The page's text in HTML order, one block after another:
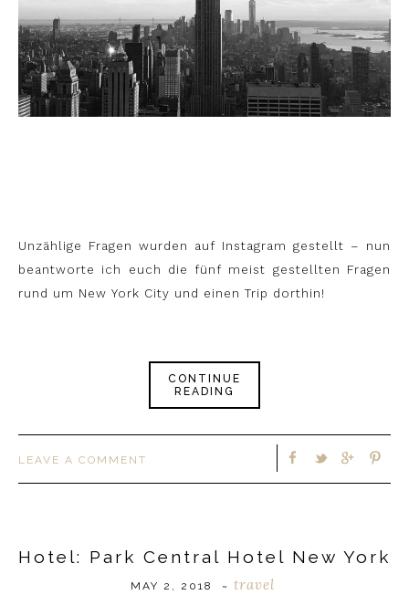
Unzählige Fragen wurden auf Instagram gestellt – nun
beantworte ich euch die fünf meist gestellten Fragen
rund um New York City und einen Trip dorthin!
CONTINUE
READING
LEAVE A COMMENT
Hotel: Park Central Hotel New York
MAY 2, 2018 ~ travel